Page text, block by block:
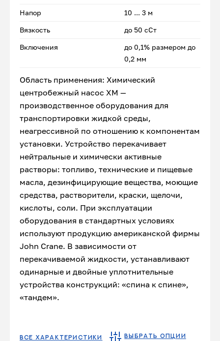
Напор 10 ... 3 м
Вязкость до 50 сСт
Включения
до 0,1% размером до
0,2 мм
Область применения: Химический
центробежный насос ХМ —
производственное оборудования для
транспортировки жидкой среды,
неагрессивной по отношению к компонентам
установки. Устройство перекачивает
нейтральные и химически активные
растворы: топливо, технические и пищевые
масла, дезинфицирующие вещества, моющие
средства, растворители, краски, щелочи,
кислоты, соли. При эксплуатации
оборудования в стандартных условиях
используют продукцию американской фирмы
John Crane. В зависимости от
перекачиваемой жидкости, устанавливают
одинарные и двойные уплотнительные
устройства конструкций: «спина к спине»,
«тандем».
ВСЕ ХАРАКТЕРИСТИКИ ВЫБРАТЬ ОПЦИИ